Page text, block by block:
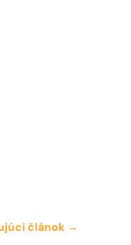
článok→